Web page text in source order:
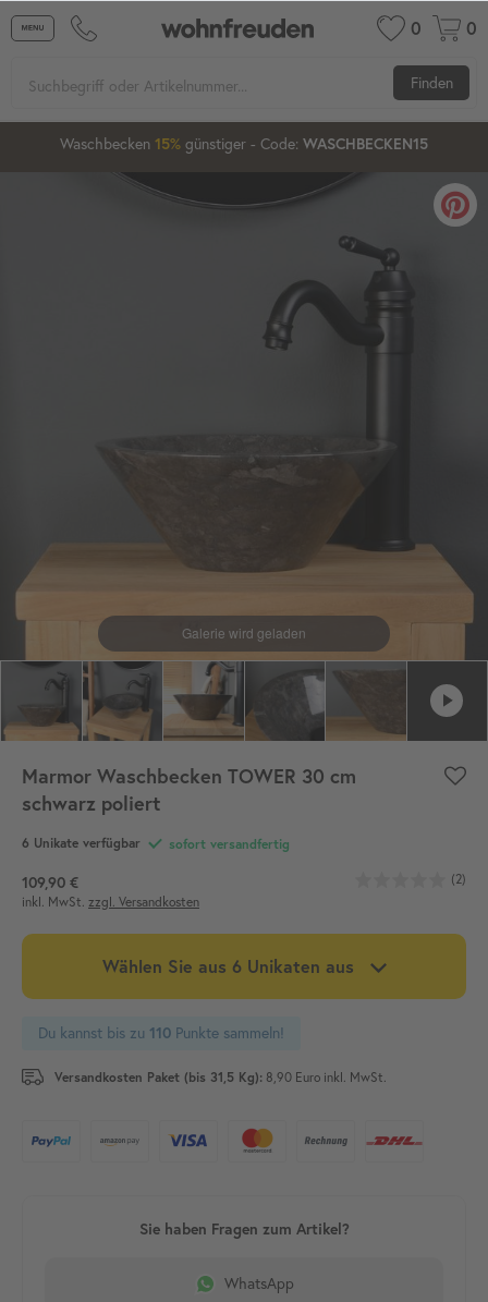
0 0
Finden
2 09 17 55
Waschbecken 15% günstiger - Code: WASCHBECKEN15
20%
Marmor Waschbecken TOWER 30 cm
schwarz poliert
6 Unikate verfügbar sofort versandfertig
109,90 €
(2)
inkl. MwSt. zzgl. Versandkosten
Wählen Sie aus 6 Unikaten aus
Du kannst bis zu 110 Punkte sammeln!
Versandkosten Paket (bis 31,5 Kg): 8,90 Euro inkl. MwSt.
WhatsApp